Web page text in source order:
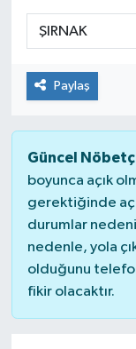
Paylaş
Güncel
boyunca açık
gerektiğinde
durumlar
nedenle, yola
olduğunu
fikir olacaktır.
Sağlık
Spor
Yaşam